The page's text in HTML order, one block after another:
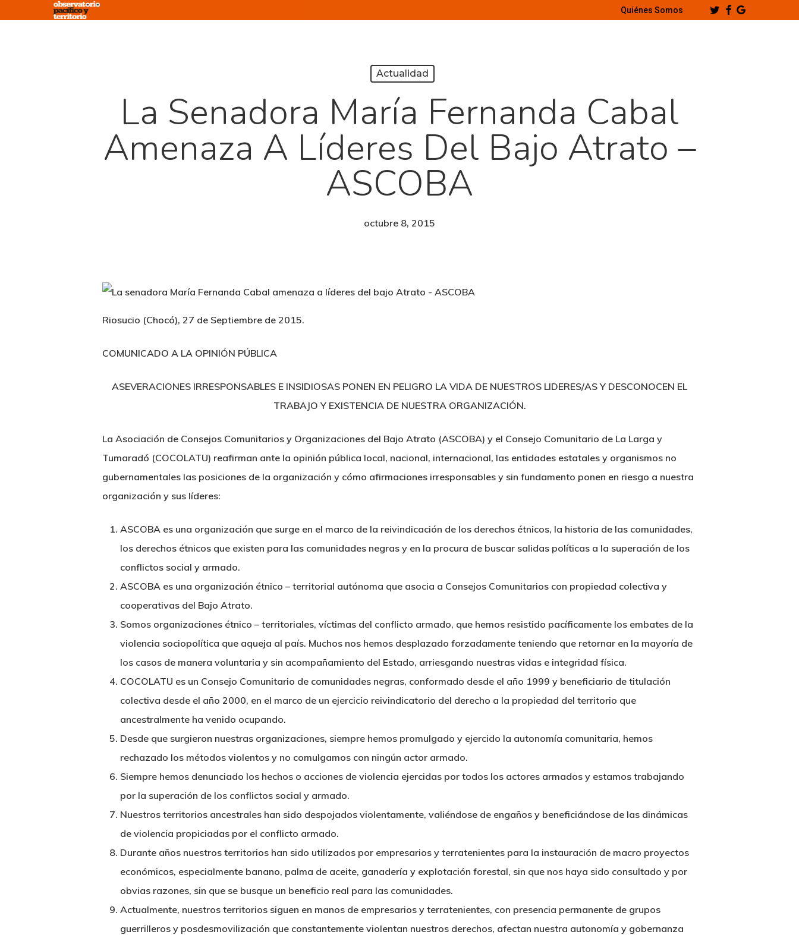
Quiénes Somos TwitterFacebook
Google-
Plus
Actualidad
La Senadora María Fernanda Cabal
Amenaza A Líderes Del Bajo Atrato –
ASCOBA
octubre 8, 2015
Riosucio (Chocó), 27 de Septiembre de 2015.
COMUNICADO A LA OPINIÓN PÚBLICA
ASEVERACIONES IRRESPONSABLES E INSIDIOSAS PONEN EN PELIGRO LA VIDA DE NUESTROS LIDERES/AS Y DESCONOCEN EL
TRABAJO Y EXISTENCIA DE NUESTRA ORGANIZACIÓN.
La Asociación de Consejos Comunitarios y Organizaciones del Bajo Atrato (ASCOBA) y el Consejo Comunitario de La Larga y
Tumaradó (COCOLATU) reafirman ante la opinión pública local, nacional, internacional, las entidades estatales y organismos no
gubernamentales las posiciones de la organización y cómo afirmaciones irresponsables y sin fundamento ponen en riesgo a nuestra
organización y sus líderes:
ASCOBA es una organización que surge en el marco de la reivindicación de los derechos étnicos, la historia de las comunidades,
los derechos étnicos que existen para las comunidades negras y en la procura de buscar salidas políticas a la superación de los
conflictos social y armado.
ASCOBA es una organización étnico – territorial autónoma que asocia a Consejos Comunitarios con propiedad colectiva y
cooperativas del Bajo Atrato.
Somos organizaciones étnico – territoriales, víctimas del conflicto armado, que hemos resistido pacíficamente los embates de la
violencia sociopolítica que aqueja al país. Muchos nos hemos desplazado forzadamente teniendo que retornar en la mayoría de
los casos de manera voluntaria y sin acompañamiento del Estado, arriesgando nuestras vidas e integridad física.
COCOLATU es un Consejo Comunitario de comunidades negras, conformado desde el año 1999 y beneficiario de titulación
colectiva desde el año 2000, en el marco de un ejercicio reivindicatorio del derecho a la propiedad del territorio que
ancestralmente ha venido ocupando.
Desde que surgieron nuestras organizaciones, siempre hemos promulgado y ejercido la autonomía comunitaria, hemos
rechazado los métodos violentos y no comulgamos con ningún actor armado.
Siempre hemos denunciado los hechos o acciones de violencia ejercidas por todos los actores armados y estamos trabajando
por la superación de los conflictos social y armado.
Nuestros territorios ancestrales han sido despojados violentamente, valiéndose de engaños y beneficiándose de las dinámicas
de violencia propiciadas por el conflicto armado.
Durante años nuestros territorios han sido utilizados por empresarios y terratenientes para la instauración de macro proyectos
económicos, especialmente banano, palma de aceite, ganadería y explotación forestal, sin que nos haya sido consultado y por
obvias razones, sin que se busque un beneficio real para las comunidades.
Actualmente, nuestros territorios siguen en manos de empresarios y terratenientes, con presencia permanente de grupos
guerrilleros y posdesmovilización que constantemente violentan nuestros derechos, afectan nuestra autonomía y gobernanza